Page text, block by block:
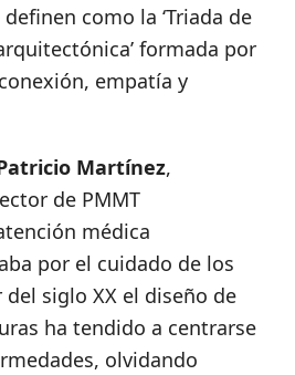
como la ‘Triada de
formada por
empatía y
Martínez,
de PMMT
médica
por el cuidado de los
siglo XX el diseño de
ha tendido a centrarse
olvidando